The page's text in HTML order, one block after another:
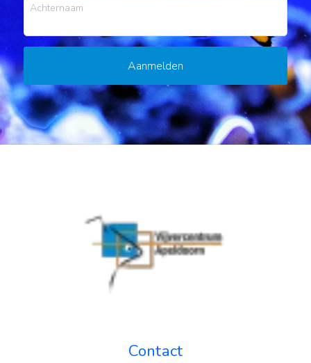
Achternaam
Contact